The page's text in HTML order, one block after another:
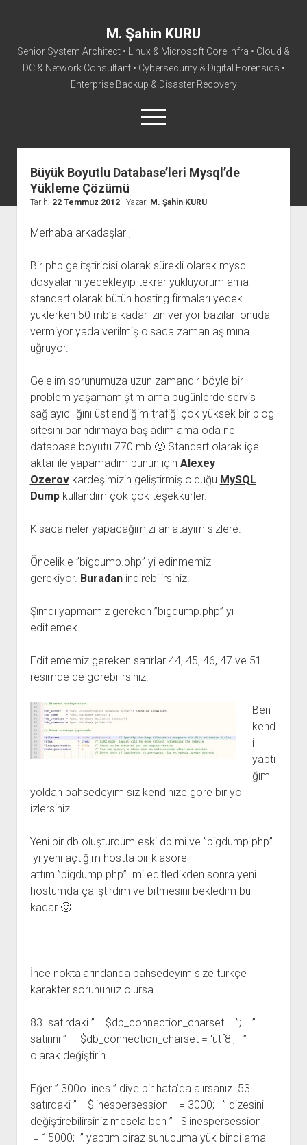
M. Şahin KURU
Senior System Architect • Linux & Microsoft Core Infra • Cloud &
DC & Network Consultant • Cybersecurity & Digital Forensics •
Enterprise Backup & Disaster Recovery
menüyü
aç
facebookinstagram
linkedinyoutube
rss mail@sahinkuru.com.tr
email-form soundcloud
tumblr
Büyük Boyutlu Database’leri Mysql’de
Yükleme Çözümü
Tarih: 22 Temmuz 2012| Yazar: M. Şahin KURU
Merhaba arkadaşlar ;
Bir php gelitştiricisi olarak sürekli olarak mysql
dosyalarını yedekleyip tekrar yüklüyorum ama
standart olarak bütün hosting firmaları yedek
yüklerken 50 mb’a kadar izin veriyor bazıları onuda
vermiyor yada verilmiş olsada zaman aşımına
uğruyor.
Gelelim sorunumuza uzun zamandır böyle bir
problem yaşamamıştım ama bugünlerde servis
sağlayıcılığını üstlendiğim trafiği çok yüksek bir blog
sitesini barındırmaya başladım ama oda ne
database boyutu 770 mb 🙂 Standart olarak içe
aktar ile yapamadım bunun için Alexey
Ozerovkardeşimizin geliştirmiş olduğu MySQL
Dumpkullandım çok çok teşekkürler.
Kısaca neler yapacağımızı anlatayım sizlere.
Öncelikle ”bigdump.php” yi edinmemiz
gerekiyor. Buradanindirebilirsiniz.
Şimdi yapmamız gereken ”bigdump.php” yi
editlemek.
Editlememiz gereken satırlar 44, 45, 46, 47 ve 51
resimde de görebilirsiniz.
Ben
kend
i
yaptı
ğım
yoldan bahsedeyim siz kendinize göre bir yol
izlersiniz.
Yeni bir db oluşturdum eski db mi ve ”bigdump.php”
yi yeni açtığım hostta bir klasöre
attım ”bigdump.php” mi editledikden sonra yeni
hostumda çalıştırdım ve bitmesini bekledim bu
kadar 🙂
İnce noktalarındanda bahsedeyim size türkçe
karakter sorununuz olursa
83. satırdaki ” $db_connection_charset = ”; ”
satırını ” $db_connection_charset = ‘utf8′; ”
olarak değiştirin.
Eğer ” 300o lines ” diye bir hata’da alırsanız 53.
satırdaki ” $linespersession = 3000; ” dizesini
değiştirebilirsiniz mesela ben ” $linespersession
= 15000; ” yaptım biraz sunucuma yük bindi ama